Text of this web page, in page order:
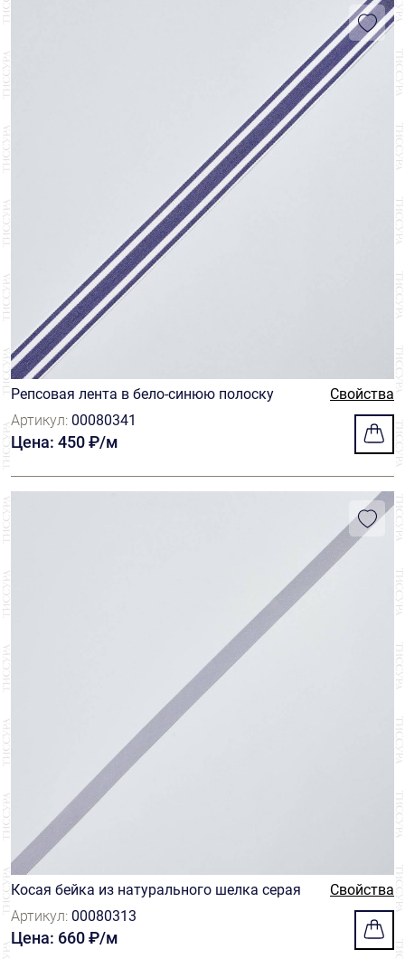
Репсовая лента в бело-синюю полоску
Свойства
Артикул: 00080341
Цена: 450 ₽/м
Косая бейка из натурального шелка серая
Свойства
Артикул: 00080313
Цена: 660 ₽/м